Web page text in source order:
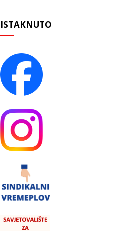
ISTAKNUTO